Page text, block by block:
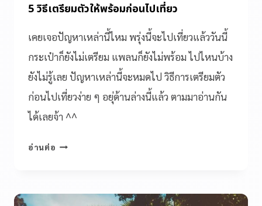
5 วิธีเตรียมตัวให้พร้อมก่อนไปเที่ยว
เคยเจอปัญหาเหล่านี้ไหม พรุ่งนี้จะไปเที่ยวแล้ววันนี้
กระเป๋าก็ยังไม่เตรียม แพลนก็ยังไม่พร้อม ไปไหนบ้าง
ยังไม่รู้เลย ปัญหาเหล่านี้จะหมดไป วิธีการเตรียมตัว
ก่อนไปเที่ยวง่าย ๆ อยุ่ด้านล่างนี้แล้ว ตามมาอ่านกัน
ได้เลยจ้า ^^
อ่านต่อ